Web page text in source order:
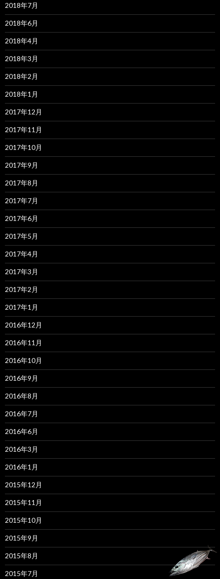
2018年7月
2018年6月
2018年4月
2018年3月
2018年2月
2018年1月
2017年12月
2017年11月
2017年10月
2017年9月
2017年8月
2017年7月
2017年6月
2017年5月
2017年4月
2017年3月
2017年2月
2017年1月
2016年12月
2016年11月
2016年10月
2016年9月
2016年8月
2016年7月
2016年6月
2016年3月
2016年1月
2015年12月
2015年11月
2015年10月
2015年9月
2015年8月
2015年7月